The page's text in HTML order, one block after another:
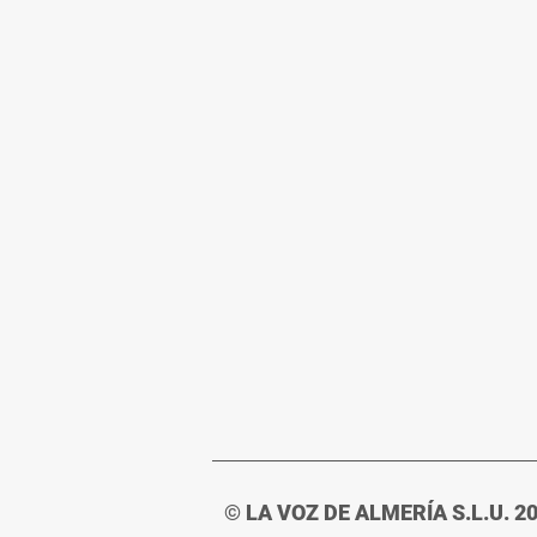
© LA VOZ DE ALMERÍA S.L.U.